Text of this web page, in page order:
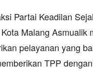
Partai Keadilan
Malang Asmualik
pelayanan yang
TPP